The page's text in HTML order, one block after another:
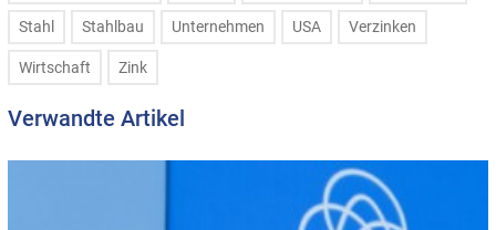
Stahl Stahlbau Unternehmen USA Verzinken
Wirtschaft Zink
Verwandte Artikel